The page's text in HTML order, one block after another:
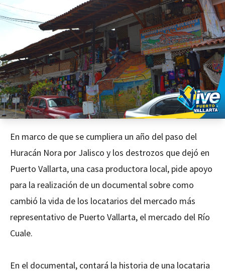
En marco de que se cumpliera un año del paso del
Huracán Nora por Jalisco y los destrozos que dejó en
Puerto Vallarta, una casa productora local, pide apoyo
para la realización de un documental sobre como
cambió la vida de los locatarios del mercado más
representativo de Puerto Vallarta, el mercado del Río
Cuale.
En el documental, contará la historia de una locataria